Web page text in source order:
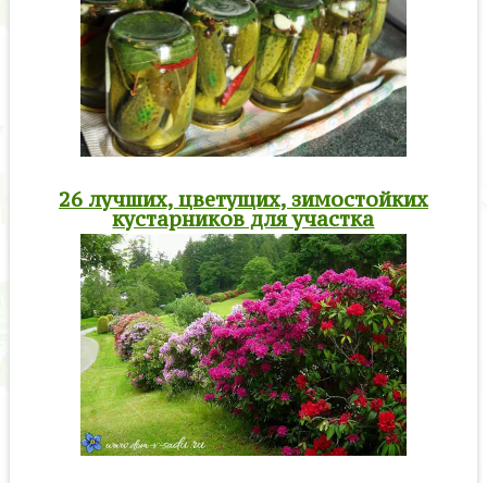
26 лучших, цветущих, зимостойких
кустарников для участка